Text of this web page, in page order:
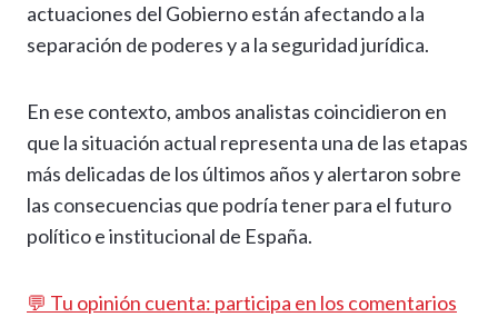
actuaciones del Gobierno están afectando a la
separación de poderes y a la seguridad jurídica.
En ese contexto, ambos analistas coincidieron en
que la situación actual representa una de las etapas
más delicadas de los últimos años y alertaron sobre
las consecuencias que podría tener para el futuro
político e institucional de España.
💬 Tu opinión cuenta: participa en los comentarios